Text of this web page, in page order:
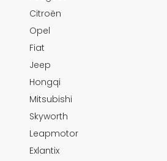
Citroën
Opel
Fiat
Jeep
Hongqi
Mitsubishi
Skyworth
Leapmotor
Exlantix